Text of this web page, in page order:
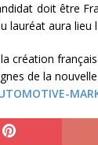
doit être
lauréat aura
création
de la